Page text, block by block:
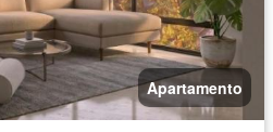
Apartamento